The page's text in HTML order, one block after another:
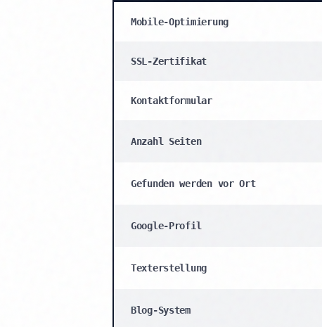
Mobile-Optimierung
SSL-Zertifikat
Kontaktformular
Anzahl Seiten
Gefunden werden vor Ort
Google-Profil
Texterstellung
Blog-System